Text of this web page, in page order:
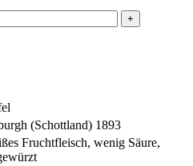
(Schottland) 1893
Fruchtfleisch, wenig Säure,